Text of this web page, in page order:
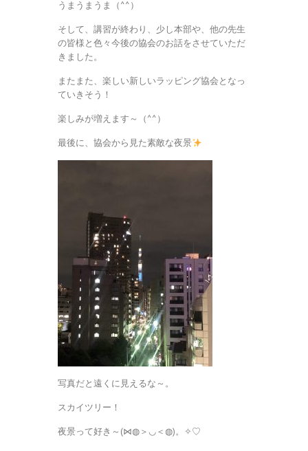
うまうまうま（^^）
そして、講習が終わり、少し本部や、他の先生
の皆様と色々今後の協会のお話をさせていただ
きました。
またまた、楽しい新しいラッピング協会となっ
ていきそう！
楽しみが増えます～（^^）
最後に、協会から見た素敵な夜景
写真だと遠くに見えるな～。
スカイツリー！
夜景って好き～(⋈◍＞◡＜◍)。✧♡